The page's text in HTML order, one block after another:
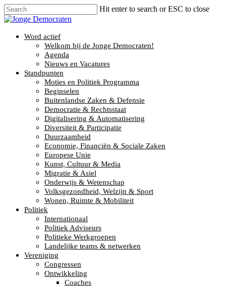
Hit enter to search or ESC to close
Word actief
Welkom bij de Jonge Democraten!
Agenda
Nieuws en Vacatures
Standpunten
Moties en Politiek Programma
Beginselen
Buitenlandse Zaken & Defensie
Democratie & Rechtsstaat
Digitalisering & Automatisering
Diversiteit & Participatie
Duurzaamheid
Economie, Financiën & Sociale Zaken
Europese Unie
Kunst, Cultuur & Media
Migratie & Asiel
Onderwijs & Wetenschap
Volksgezondheid, Welzijn & Sport
Wonen, Ruimte & Mobiliteit
Politiek
Internationaal
Politiek Adviseurs
Politieke Werkgroepen
Landelijke teams & netwerken
Vereniging
Congressen
Ontwikkeling
Coaches